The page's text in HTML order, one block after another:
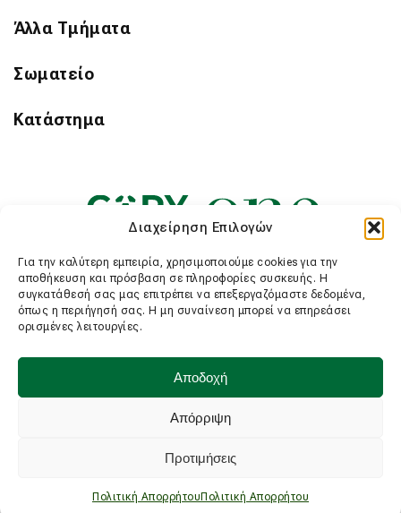
Διαχείρηση Επιλογών
Για την καλύτερη εμπειρία, χρησιμοποιούμε cookies για την
αποθήκευση και πρόσβαση σε πληροφορίες συσκευής. Η
συγκατάθεσή σας μας επιτρέπει να επεξεργαζόμαστε δεδομένα,
όπως η περιήγησή σας. Η μη συναίνεση μπορεί να επηρεάσει
ορισμένες λειτουργίες.
Αποδοχή
Απόρριψη
Προτιμήσεις
Πολιτική Απορρήτου Πολιτική Απορρήτου
Άλλα Τμήματα
Σωματείο
Κατάστημα
Omonia 29M © 2026 All rights reserved